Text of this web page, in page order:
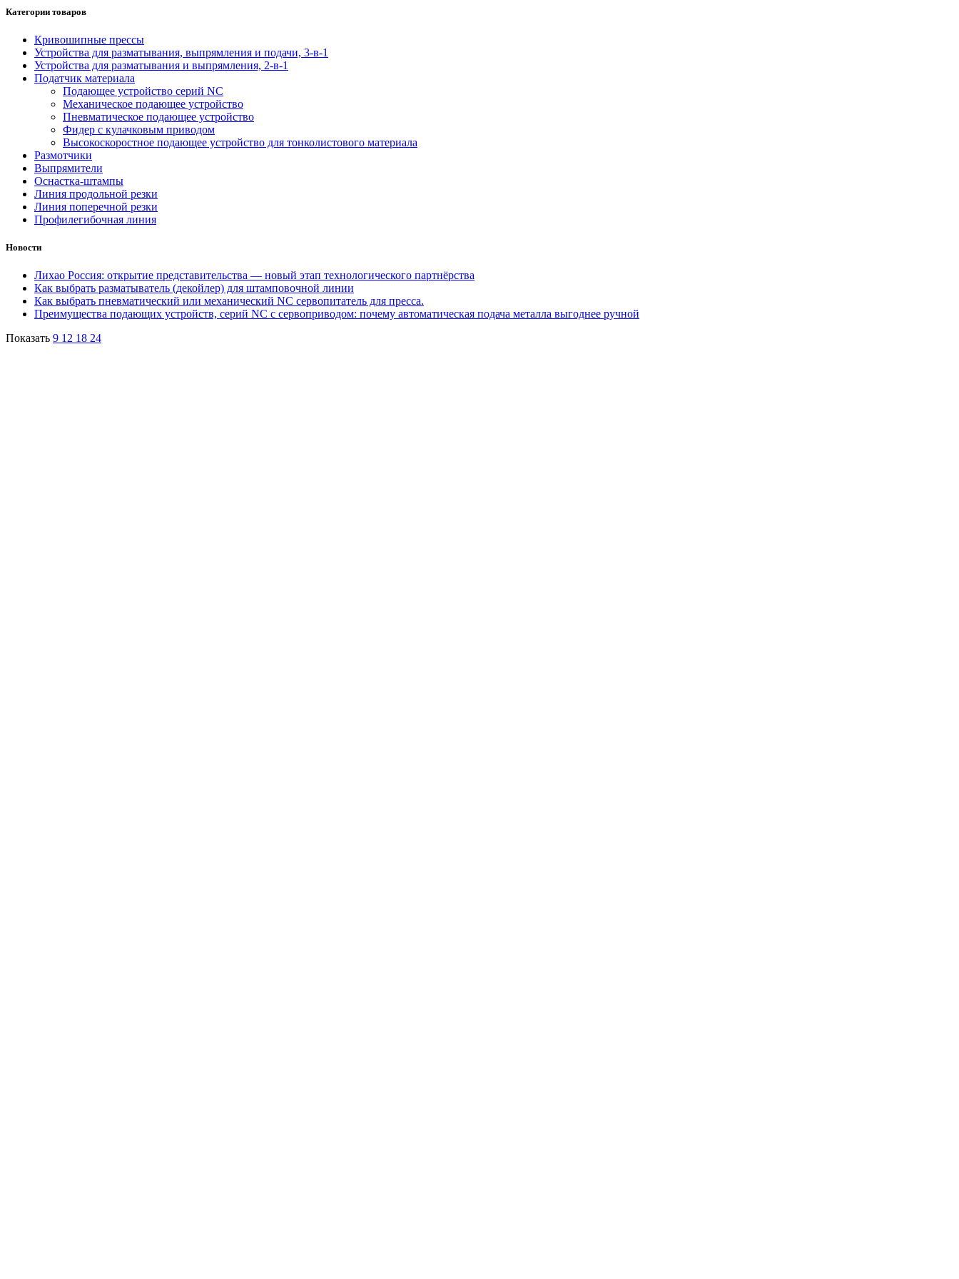
Категории товаров
Кривошипные прессы
Устройства для разматывания, выпрямления и подачи, 3-в-1
Устройства для разматывания и выпрямления, 2-в-1
Податчик материала
Подающее устройство серий NC
Механическое подающее устройство
Пневматическое подающее устройство
Фидер с кулачковым приводом
Высокоскоростное подающее устройство для тонколистового материала
Размотчики
Выпрямители
Оснастка-штампы
Линия продольной резки
Линия поперечной резки
Профилегибочная линия
Новости
Лихао Россия: открытие представительства — новый этап технологического партнёрства
Как выбрать разматыватель (декойлер) для штамповочной линии
Как выбрать пневматический или механический NC сервопитатель для пресса.
Преимущества подающих устройств, серий NC с сервоприводом: почему автоматическая подача металла выгоднее ручной
Показать 9 12 18 24